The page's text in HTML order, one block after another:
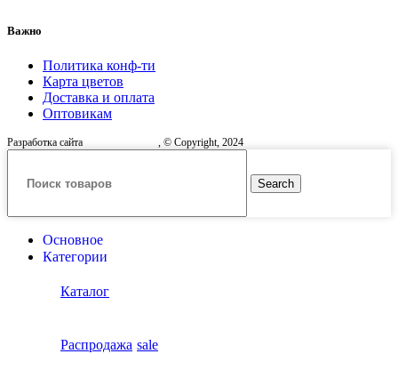
Важно
Политика конф-ти
Карта цветов
Доставка и оплата
Оптовикам
Разработка сайта , © Copyright, 2024
Search
Основное
Категории
Каталог
Распродажа sale